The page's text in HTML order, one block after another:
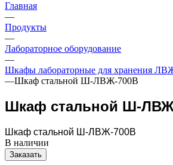
Главная
—
Продукты
—
Лабораторное оборудование
—
Шкафы лабораторные для хранения
—Шкаф стальной Ш-ЛВЖ-700В
Шкаф стальной Ш-
Шкаф стальной Ш-ЛВЖ-700В
В наличии
Заказать